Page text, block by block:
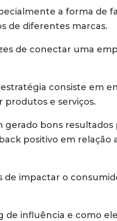
a forma de
de diferentes marcas.
de conectar uma
consiste em
produtos e serviços.
gerado bons
positivo em relação
impactar o
influência e como